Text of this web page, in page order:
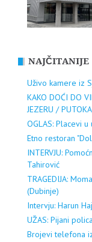
NAJČITANIJE
Uživo kamere iz
KAKO DOĆI DO
JEZERU /
OGLAS: Placevi
Etno restoran
INTERVJU:
Tahirović
TRAGEDIJA:
(Dubinje)
Intervju: Harun
UŽAS: Pijani
Brojevi telefona